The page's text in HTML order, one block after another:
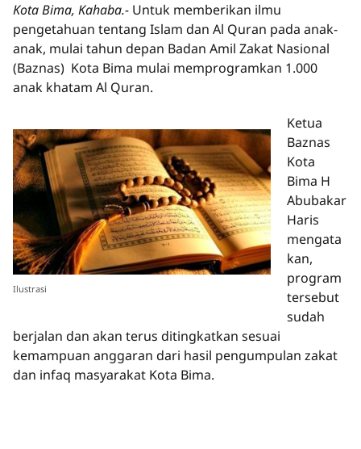
Kota Bima, Kahaba.- Untuk memberikan ilmu
pengetahuan tentang Islam dan Al Quran pada anak-
anak, mulai tahun depan Badan Amil Zakat Nasional
(Baznas) Kota Bima mulai memprogramkan 1.000
anak khatam Al Quran.
Ilustrasi
Ketua
Baznas
Kota
Bima H
Abubakar
Haris
mengata
kan,
program
tersebut
sudah
berjalan dan akan terus ditingkatkan sesuai
kemampuan anggaran dari hasil pengumpulan zakat
dan infaq masyarakat Kota Bima.